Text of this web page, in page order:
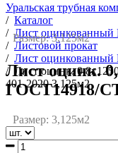
Уральская трубная
/ Каталог
/ Лист
/ Листовой прокат
/ Лист
/ Лист оцинк.
401-2020 3,125м2
Размер: 3,125м2
Лист оцинк.
ГОСТ14918/
Размер: 3,125м2